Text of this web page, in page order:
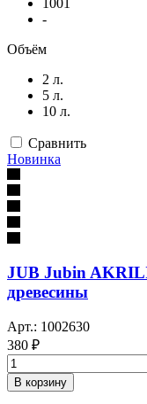
-
Объём
2 л.
5 л.
10 л.
Сравнить
Новинка
JUB Jubin
древесины
Арт.: 1002630
380 ₽
В корзину